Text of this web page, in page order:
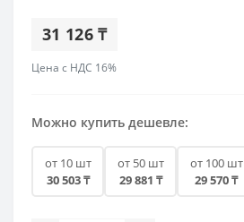
31 126 ₸
Цена с НДС 16%
Можно купить дешевле:
от 10 шт
30 503 ₸
от 50 шт
29 881 ₸
от 100 шт
29 570 ₸